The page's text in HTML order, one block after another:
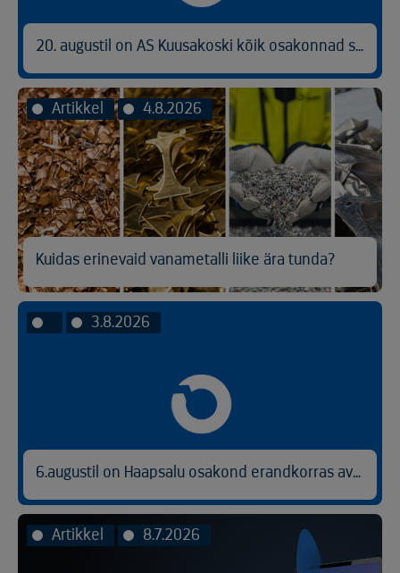
20. augustil on AS Kuusakoski kõik osakonnad suletud
Artikkel 4.8.2026
Kuidas erinevaid vanametalli liike ära tunda?
3.8.2026
6.augustil on Haapsalu osakond erandkorras avatud kl 9.00-14.30.
Artikkel 8.7.2026